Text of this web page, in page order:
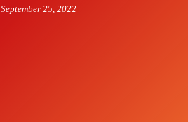
September 25, 2022